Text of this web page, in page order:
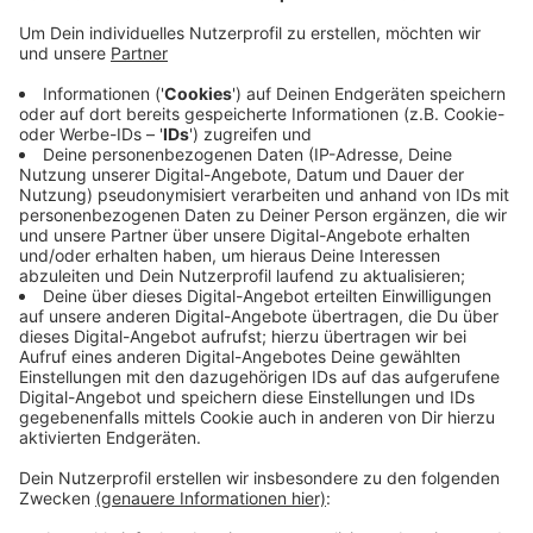
Die Zahl der Corona-Fälle im Kreis ist wieder leicht
dem Kreisgesundheitsamt gestern vier neue positive
Testergebnisse übermittelt. Gleichzeitig konnten aber
auch neun Personen als genesen aus der Überwachung
entlassen werden. Damit liegt die Zahl der derzeit an
Corona Erkrankten hier bei uns offiziell bei 64. Die neu
Infizierten sind weiblich und wohnen in Wilnsdorf,
Burbach und Siegen. Unter ihnen ist auch ein Kleinkind.
Drei der neu Erkrankten sind Reiserückkehrer. Seit
Beginn der Pandemie haben sich insgesamt 436
Menschen hier bei uns mit dem Coronavirus infiziert.
Anzeige